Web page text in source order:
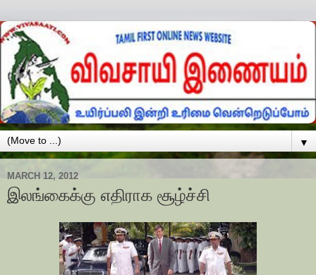
▼
MARCH 12, 2012
இலங்கைக்கு எதிராக சூழ்ச்சி